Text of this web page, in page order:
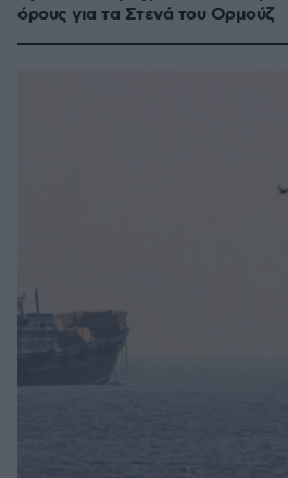
όρους για τα Στενά του Ορμούζ